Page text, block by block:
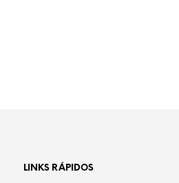
LINKS RÁPIDOS